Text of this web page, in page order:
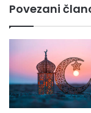
Povezani